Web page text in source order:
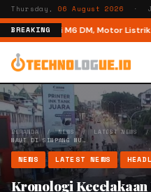
Thursday,06 August 2026 ·
BREAKING
Mode di M6 DM, Motor Listrik
BERANDA /NEWS / LATEST NEWS
MAUT DI SIMPANG MU…
NEWS LATEST NEWS
Kronologi